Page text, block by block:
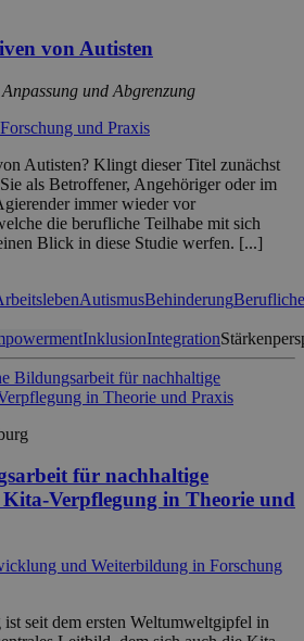
von Autisten
und Abgrenzung
und Praxis
Autisten? Klingt dieser Titel zunächst
als Betroffener, Angehöriger oder im
immer wieder vor
die berufliche Teilhabe mit sich
Blick in diese Studie werfen. [...]
AutismusBehinderungBerufliche
InklusionIntegration
für nachhaltige
Verpflegung in Theorie und
und Weiterbildung in Forschung
seit dem ersten Weltumweltgipfel in